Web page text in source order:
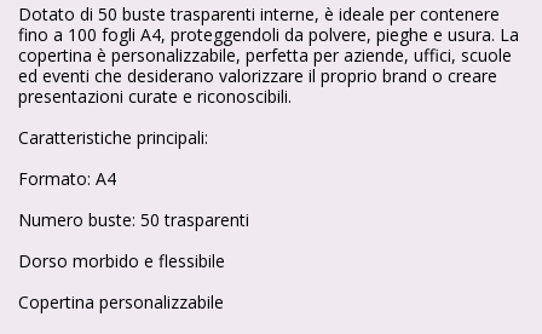
Dotato di 50 buste trasparenti interne, è ideale per contenere
fino a 100 fogli A4, proteggendoli da polvere, pieghe e usura. La
copertina è personalizzabile, perfetta per aziende, uffici, scuole
ed eventi che desiderano valorizzare il proprio brand o creare
presentazioni curate e riconoscibili.
Caratteristiche principali:
Formato: A4
Numero buste: 50 trasparenti
Dorso morbido e flessibile
Copertina personalizzabile